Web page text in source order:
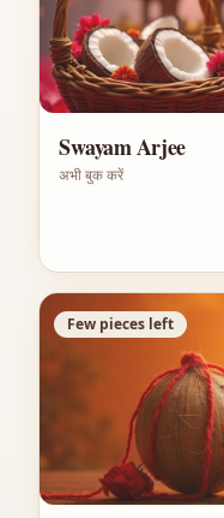
Swayam Arjee
अभी बुक करें
Few pieces left